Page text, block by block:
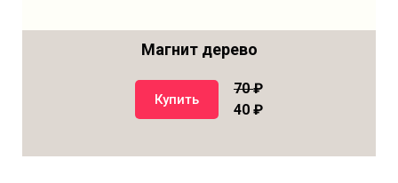
Магнит дерево
Купить
70₽
40 ₽